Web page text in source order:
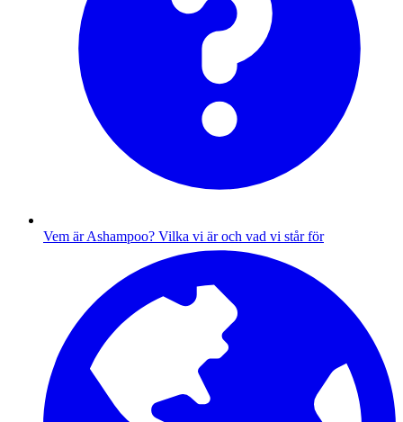
Vem är Ashampoo? Vilka vi är och vad vi står för